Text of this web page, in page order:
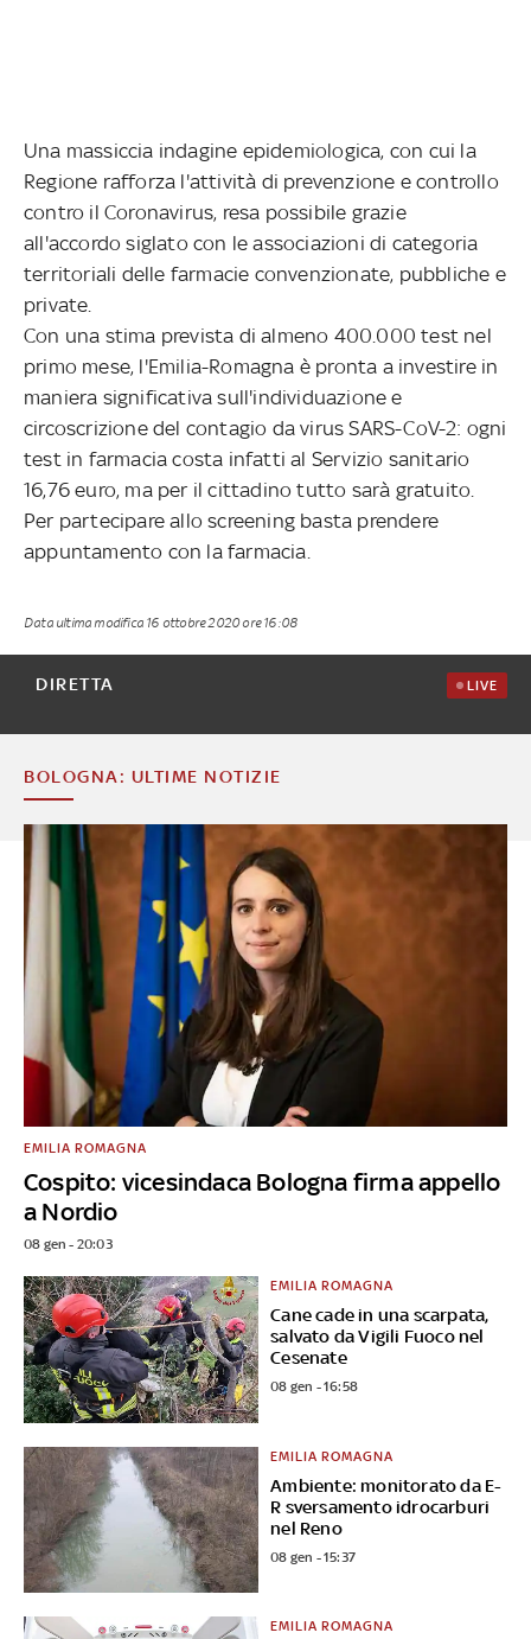
Una massiccia indagine epidemiologica, con cui la
Regione rafforza l'attività di prevenzione e controllo
contro il Coronavirus, resa possibile grazie
all'accordo siglato con le associazioni di categoria
territoriali delle farmacie convenzionate, pubbliche e
private.
Con una stima prevista di almeno 400.000 test nel
primo mese, l'Emilia-Romagna è pronta a investire in
maniera significativa sull'individuazione e
circoscrizione del contagio da virus SARS-CoV-2: ogni
test in farmacia costa infatti al Servizio sanitario
16,76 euro, ma per il cittadino tutto sarà gratuito.
Per partecipare allo screening basta prendere
appuntamento con la farmacia.
Data ultima modifica 16 ottobre 2020 ore 16:08
DIRETTA LIVE
BOLOGNA: ULTIME NOTIZIE
Cospito: vicesindaca Bologna firma appello
a Nordio
EMILIA ROMAGNA
08 gen - 20:03
Cane cade in una scarpata,
salvato da Vigili Fuoco nel
Cesenate
EMILIA ROMAGNA
08 gen - 16:58
Ambiente: monitorato da E-
R sversamento idrocarburi
nel Reno
EMILIA ROMAGNA
08 gen - 15:37
EMILIA ROMAGNA